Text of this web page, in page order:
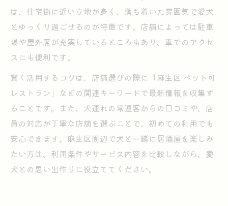
は、住宅街に近い立地が多く、落ち着いた雰囲気で愛犬
とゆっくり過ごせるのが特徴です。店舗によっては駐車
場や屋外席が充実しているところもあり、車でのアクセ
スにも便利です。
賢く活用するコツは、店舗選びの際に「麻生区 ペット可
レストラン」などの関連キーワードで最新情報を収集す
ることです。また、犬連れの常連客からの口コミや、店
員の対応が丁寧な店舗を選ぶことで、初めての利用でも
安心できます。麻生区周辺で犬と一緒に居酒屋を楽しみ
たい方は、利用条件やサービス内容を比較しながら、愛
犬との思い出作りに役立ててください。